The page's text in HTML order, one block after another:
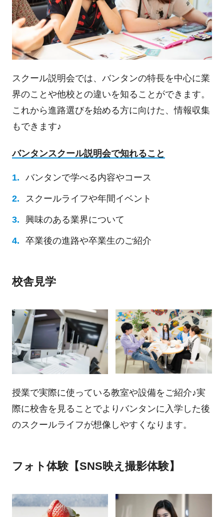
スクール説明会では、バンタンの特長を中心に業
界のことや他校との違いを知ることができます。
これから進路選びを始める方に向けた、情報収集
もできます♪
バンタンスクール説明会で知れること
バンタンで学べる内容やコース
スクールライフや年間イベント
興味のある業界について
卒業後の進路や卒業生のご紹介
校舎見学
授業で実際に使っている教室や設備をご紹介♪実
際に校舎を見ることでよりバンタンに入学した後
のスクールライフが想像しやすくなります。
フォト体験【SNS映え撮影体験】